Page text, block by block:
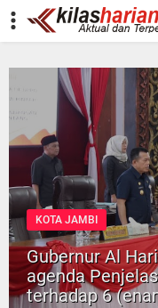
-->
KOTA JAMBI
Gubernur Al
agenda
terhadap 6